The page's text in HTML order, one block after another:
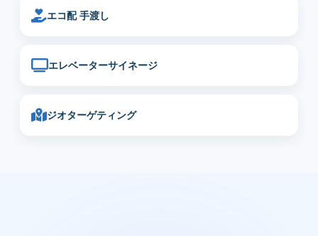
エコ配 手渡し
エレベーターサイネージ
ジオターゲティング